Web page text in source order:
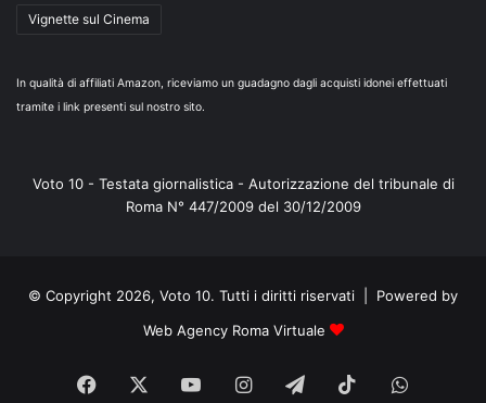
Vignette sul Cinema
In qualità di affiliati Amazon, riceviamo un guadagno dagli acquisti idonei effettuati
tramite i link presenti sul nostro sito.
Voto 10 - Testata giornalistica - Autorizzazione del tribunale di
Roma N° 447/2009 del 30/12/2009
© Copyright 2026, Voto 10. Tutti i diritti riservati | Powered by
Web Agency Roma Virtuale
Facebook You Instagram
TelegramTikTok